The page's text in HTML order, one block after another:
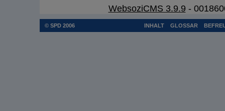
WebsoziCMS 3.9.9 -
© SPD 2006 INHALT GLOSSAR